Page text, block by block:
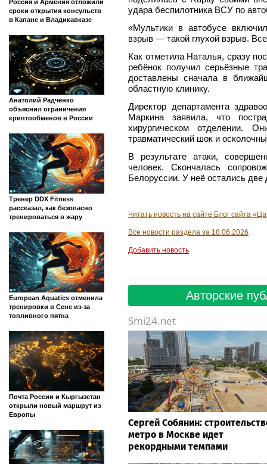
Россия и Армения отложили
сроки открытия консульств
в Капане и Владикавказе
Анатолий Радченко
объяснил ограничения
криптообменов в России
Тренер DDX Fitness
рассказал, как безопасно
тренироваться в жару
European Aquatics отменила
тренировки в Сене из-за
топливного пятна
Почта России и Кыргызстан
открыли новый маршрут из
Европы
удара беспилотника ВСУ по
«Мультики в автобусе
взрыв — такой глухой взрыв.
Как отметила Наталья, сразу
ребёнок получил серьёзные
доставлены сначала в
областную клинику.
Директор департамента
Маркина заявила, что
хирургическом отделении.
травматический шок и
В результате атаки,
человек. Скончалась
Белоруссии. У неё остались две
Читать новость на сайте Блог сайта
Все новости раздела за 18.06.2026
Добавить новость
Авторские
Smi24.net
Сергей Собянин:
метро в Москве идет
рекордными темпами